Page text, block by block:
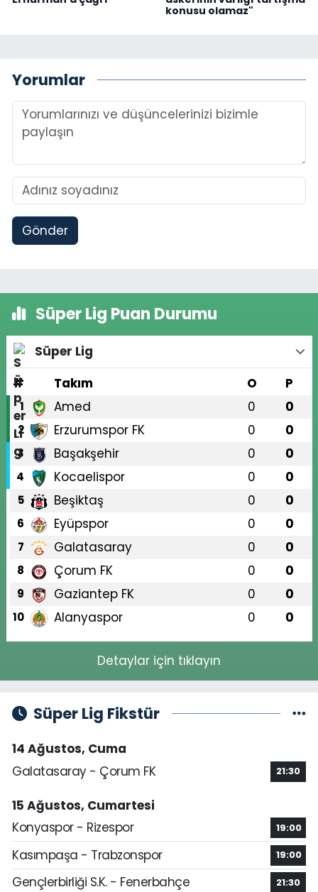
konusu olamaz"
Yorumlar
Gönder
Süper Lig Puan Durumu
Süper Lig
#
Takım O P
1 Amed 0 0
2 Erzurumspor FK 0 0
3 Başakşehir 0 0
4 Kocaelispor 0 0
5 Beşiktaş 0 0
6 Eyüpspor 0 0
7 Galatasaray 0 0
8 Çorum FK 0 0
9 Gaziantep FK 0 0
10 Alanyaspor 0 0
Detaylar için tıklayın
Süper Lig Fikstür
14 Ağustos, Cuma
Galatasaray - Çorum FK
21:30
15 Ağustos, Cumartesi
Konyaspor - Rizespor
19:00
Kasımpaşa - Trabzonspor 19:00
Gençlerbirliği S.K. - Fenerbahçe 21:30